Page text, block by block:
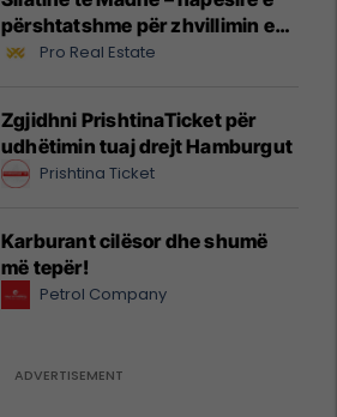
përshtatshme për zhvillimin e
biznesit #16068
Pro Real Estate
Zgjidhni PrishtinaTicket për
udhëtimin tuaj drejt Hamburgut
Prishtina Ticket
Karburant cilësor dhe shumë
më tepër!
Petrol Company